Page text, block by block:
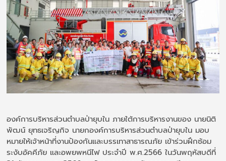
องค์การบริหารส่วนตำบลป่ายุบใน ภายใต้การบริหารงานของ นายนิติ
พัฒน์ ยุทธเจริญกิจ นายกองค์การบริหารส่วนตำบลป่ายุบใน มอบ
หมายให้เจ้าหน้าที่งานป้องกันและบรรเทาสาธารณภัย เข้าร่วมฝึกซ้อม
ระงับอัคคีภัย และอพยพหนีไฟ ประจำปี พ.ศ.2566 ในวันพฤหัสบดีที่